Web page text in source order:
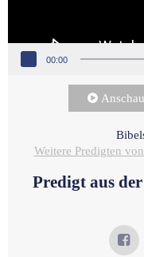
00:00
Weitere Predigten
Predigt aus